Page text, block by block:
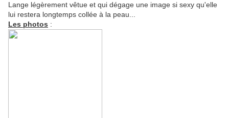
Lange légèrement vêtue et qui dégage une image si sexy qu'elle
lui restera longtemps collée à la peau...
Les photos :